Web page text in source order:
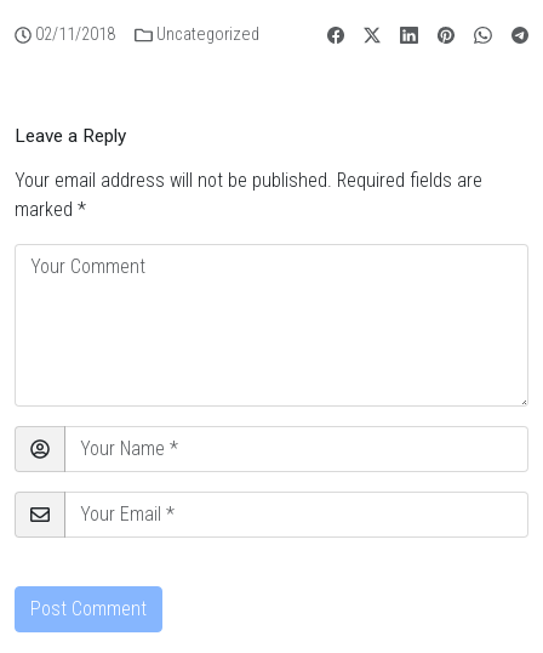
02/11/2018 Uncategorized
Leave a Reply
Your email address will not be published. Required fields are
marked *